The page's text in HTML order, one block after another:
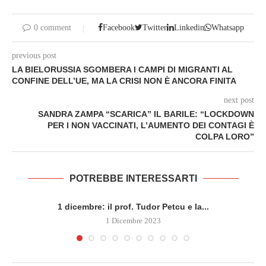
0 comment Facebook Twitter Linkedin Whatsapp
previous post
LA BIELORUSSIA SGOMBERA I CAMPI DI MIGRANTI AL
CONFINE DELL’UE, MA LA CRISI NON È ANCORA FINITA
next post
SANDRA ZAMPA “SCARICA” IL BARILE: “LOCKDOWN
PER I NON VACCINATI, L’AUMENTO DEI CONTAGI È
COLPA LORO”
POTREBBE INTERESSARTI
1 dicembre: il prof. Tudor Petcu e la...
1 Dicembre 2023